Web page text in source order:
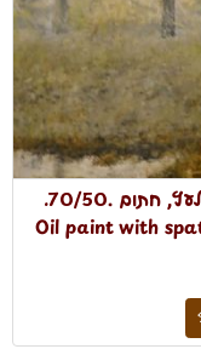
צבעי שמן בשפכטל על נייר מיוחד מוצמד לעץ, חתום .70/50.
Oil paint with